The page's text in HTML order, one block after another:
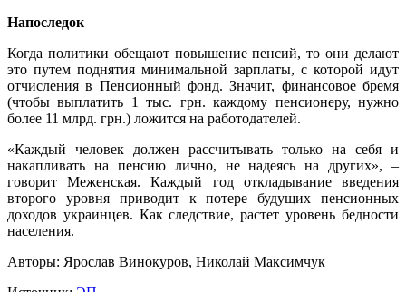
Напоследок
Когда политики обещают повышение пенсий, то они делают
это путем поднятия минимальной зарплаты, с которой идут
отчисления в Пенсионный фонд. Значит, финансовое бремя
(чтобы выплатить 1 тыс. грн. каждому пенсионеру, нужно
более 11 млрд. грн.) ложится на работодателей.
«Каждый человек должен рассчитывать только на себя и
накапливать на пенсию лично, не надеясь на других», –
говорит Меженская. Каждый год откладывание введения
второго уровня приводит к потере будущих пенсионных
доходов украинцев. Как следствие, растет уровень бедности
населения.
Авторы: Ярослав Винокуров, Николай Максимчук